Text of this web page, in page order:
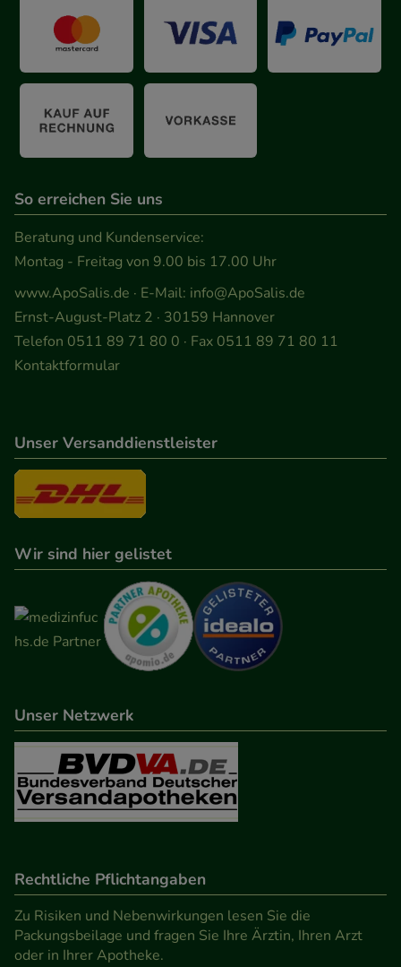
unsere Website weiter für Sie optimieren können,
den Inhalt auf unserer Website aber auch die
Werbung auf Drittseiten möglichst relevant für Sie
zu gestalten. Bitte beachten Sie, dass Daten hierfür
teilweise an Dritte wie z.B. Google oder soziale
Medien übertragen werden.
So erreichen Sie uns
Beratung und Kundenservice:
Montag - Freitag von 9.00 bis 17.00 Uhr
www.ApoSalis.de · E-Mail: info@ApoSalis.de
Ernst-August-Platz 2 · 30159 Hannover
Telefon 0511 89 71 80 0 · Fax 0511 89 71 80 11
Kontaktformular
Unser Versanddienstleister
Wir sind hier gelistet
Unser Netzwerk
Rechtliche Pflichtangaben
Zu Risiken und Nebenwirkungen lesen Sie die
Packungsbeilage und fragen Sie Ihre Ärztin, Ihren Arzt
oder in Ihrer Apotheke.